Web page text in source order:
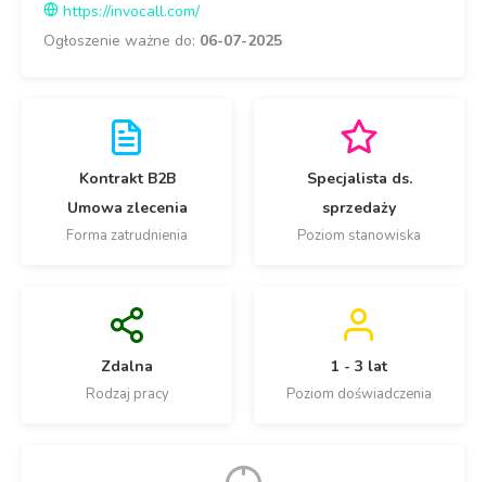
https://invocall.com/
Ogłoszenie ważne do: 06-07-2025
Kontrakt B2B
Umowa zlecenia
Forma zatrudnienia
Specjalista ds.
sprzedaży
Poziom stanowiska
Zdalna
Rodzaj pracy
1 - 3 lat
Poziom doświadczenia